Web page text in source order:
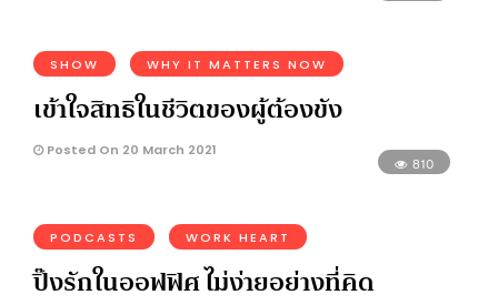
SHOW WHY IT MATTERS NOW
เข้าใจสิทธิในชีวิตของผู้ต้องขัง
Posted On 20 March 2021
810
PODCASTS WORK HEART
ปิ๊งรักในออฟฟิศ ไม่ง่ายอย่างที่คิด